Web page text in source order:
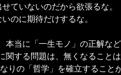
ていないのだから欲張るな。
のに期待だけするな。
本当に「一生モノ」の正解な
関する問題は、無くなることは
りの「哲学」を確立すること